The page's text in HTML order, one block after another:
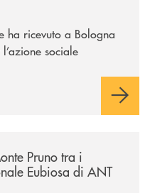
ha ricevuto a Bologna
sociale
Pruno tra i
Eubiosa di ANT